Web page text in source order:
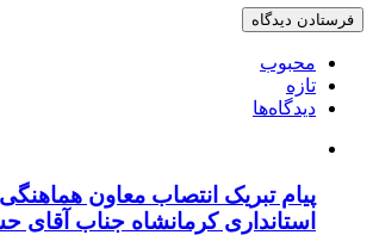
محبوب
تازه
دیدگاه‌ها
پیام تبریک انتصاب معاون
استانداری کرمانشاه جناب آقای